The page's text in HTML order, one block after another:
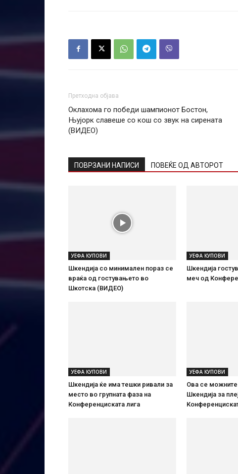
Претходна објава
Оклахома го победи шампионот Бостон,
Њујорк славеше со кош со звук на сирената
(ВИДЕО)
ПОВРЗАНИ НАПИСИ ПОВЕЌЕ ОД АВТОРОТ
УЕФА КУПОВИ
Шкендија со минимален пораз се
враќа од гостувањето во
Шкотска (ВИДЕО)
УЕФА КУПОВИ
Шкендија
меч од
УЕФА КУПОВИ
Шкендија ќе има тешки ривали за
место во групната фаза на
Конференциската лига
УЕФА КУПОВИ
Ова се можните
Шкендија за